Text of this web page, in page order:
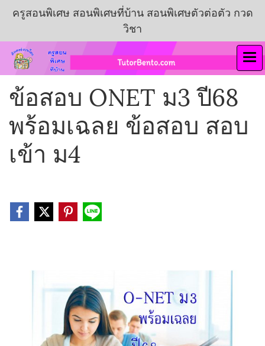
ครูสอนพิเศษ สอนพิเศษที่บ้าน สอนพิเศษตัวต่อตัว กวด
วิชา
ข้อสอบ ONET ม3 ปี68
พร้อมเฉลย ข้อสอบ สอบ
เข้า ม4